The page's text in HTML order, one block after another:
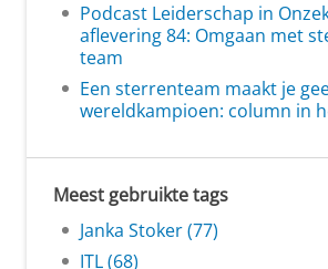
Podcast Leiderschap in
aflevering 84: Omgaan met
team
Een sterrenteam maakt je
wereldkampioen: column in
Meest gebruikte tags
Janka Stoker (77)
ITL (68)